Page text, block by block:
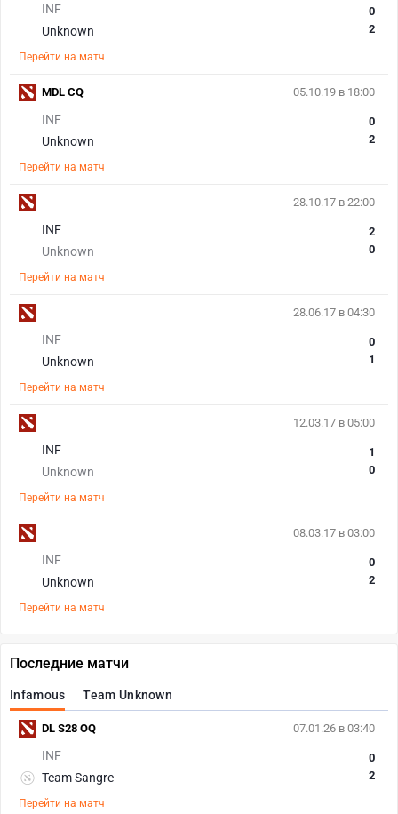
INF
Unknown
0
2
Перейти на матч
05.10.19 в 18:00
INF
Unknown
0
2
Перейти на матч
MDL CQ
28.10.17 в 22:00
INF
Unknown
2
0
Перейти на матч
28.06.17 в 04:30
INF
Unknown
0
1
Перейти на матч
12.03.17 в 05:00
INF
Unknown
1
0
Перейти на матч
08.03.17 в 03:00
INF
Unknown
0
2
Перейти на матч
Последние матчи
Infamous Team Unknown
07.01.26 в 03:40
INF
Team Sangre
0
2
Перейти на матч
DL S28 OQ